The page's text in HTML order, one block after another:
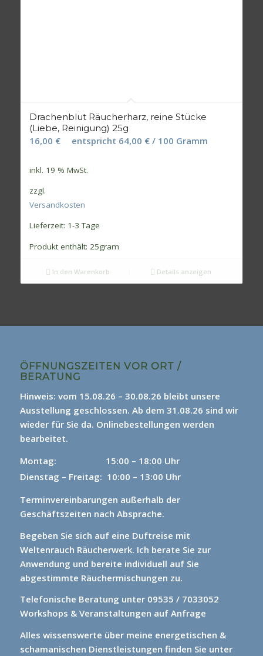
Drachenblut Räucherharz, reine Stücke
(Liebe, Reinigung) 25g
16,00 € entspricht 64,00 €/ 100 Gramm
inkl. 19 % MwSt.
zzgl.
Versandkosten
Lieferzeit: 1-3 Tage
Produkt enthält: 25gram
In den Warenkorb Details anzeigen
ÖFFNUNGSZEITEN VOR ORT /
BERATUNG
Hinweis: vom 15.08.26 – 30.08.26 bleibt unsere
Ausstellung geschlossen. Ab dem 31.08.26 sind wir
wieder für Sie da. Onlinebestellungen werden
bearbeitet.
Montag: 15:00 – 18:00 Uhr
Dienstag – Freitag: 10:00 – 13:00 Uhr
Terminvereinbarungen außerhalb der
Geschäftszeiten nach Absprache.
Begeben Sie sich auf eine Duftreise mit
Weltenrauch Räucherwerk. Ich berate Sie zur
Anwendung und bereite individuell auf Sie
abgestimmte Räuchermischungen zu.
Telefonische Beratung unter 09535 / 7033052
Workshops & Veranstaltungen auf Anfrage
Alles wissenswerte über meine energetischen &
schamanischen Dienstleistungen finden Sie unter